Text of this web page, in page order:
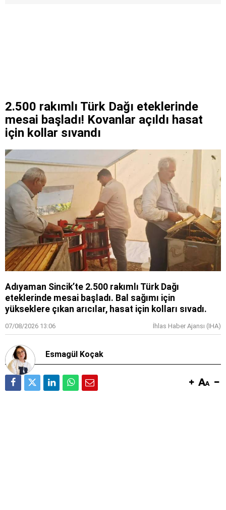
2.500 rakımlı Türk Dağı eteklerinde
mesai başladı! Kovanlar açıldı hasat
için kollar sıvandı
Adıyaman Sincik’te 2.500 rakımlı Türk Dağı
eteklerinde mesai başladı. Bal sağımı için
yükseklere çıkan arıcılar, hasat için kolları sıvadı.
07/08/2026 13:06 İhlas Haber Ajansı (IHA)
Esmagül Koçak